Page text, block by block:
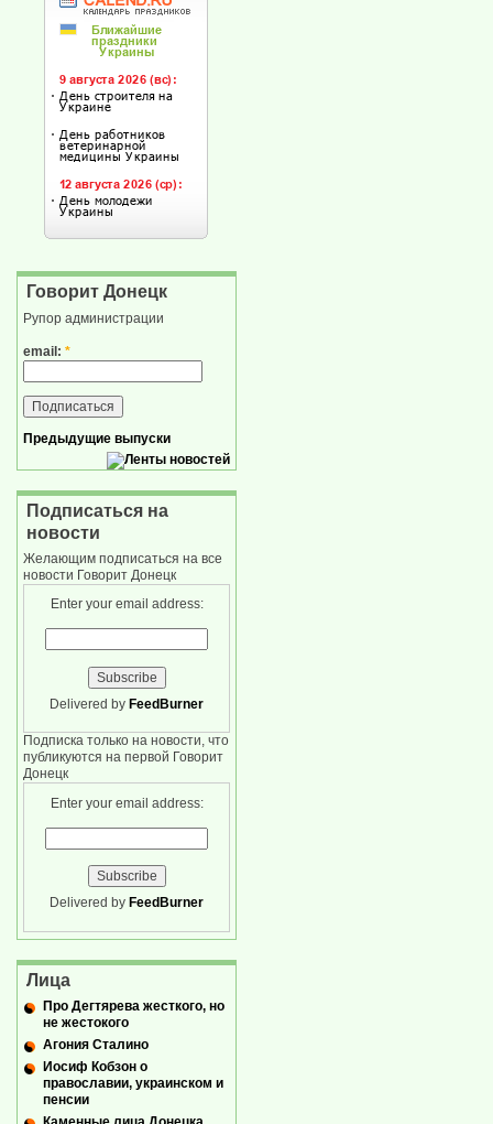
Говорит Донецк
Рупор администрации
email: *
Предыдущие выпуски
Подписаться на
новости
Желающим подписаться на все
новости Говорит Донецк
Enter your email address:
Delivered by FeedBurner
Подписка только на новости, что
публикуются на первой Говорит
Донецк
Enter your email address:
Delivered by FeedBurner
Лица
Про Дегтярева жесткого, но
не жестокого
Агония Сталино
Иосиф Кобзон о
православии, украинском и
пенсии